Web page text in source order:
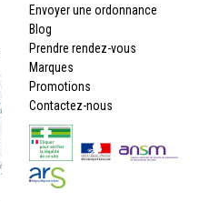
Envoyer une ordonnance
Blog
Prendre rendez-vous
Marques
Promotions
Contactez-nous